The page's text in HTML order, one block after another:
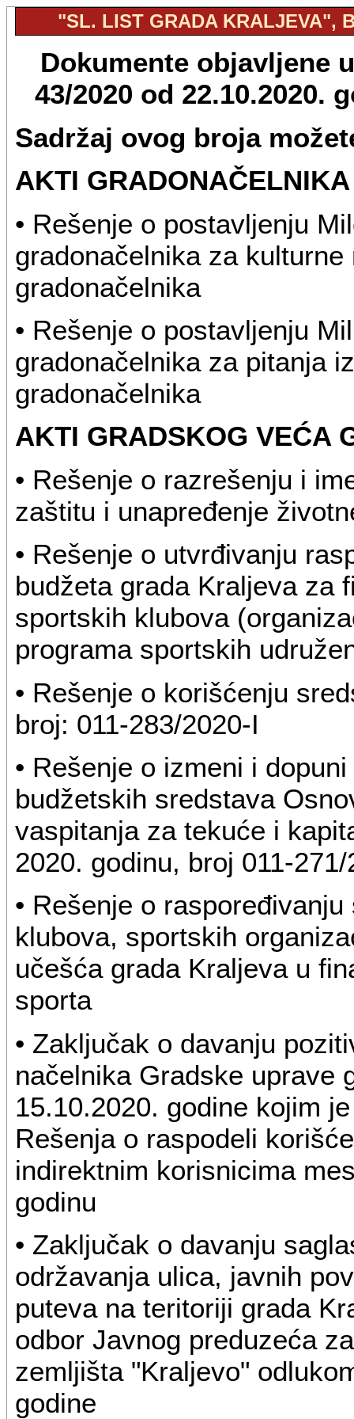
"SL. LIST GRADA KRALJEVA",
Dokumente objavljene
43/2020 od 22.10.2020.
Sadržaj ovog broja
AKTI
• Rešenje o postavljenju
gradonačelnika za
gradonačelnika
• Rešenje o postavljenju
gradonačelnika za pitanja
gradonačelnika
AKTI GRADSKOG VEĆA
• Rešenje o razrešenju i
zaštitu i unapređenje
• Rešenje o utvrđivanju
budžeta grada Kraljeva za
sportskih klubova
programa sportskih
• Rešenje o korišćenju
broj: 011-283/2020-I
• Rešenje o izmeni i
budžetskih sredstava
vaspitanja za tekuće i
2020. godinu, broj 011-
• Rešenje o
klubova, sportskih
učešća grada Kraljeva u
sporta
• Zaključak o davanju
načelnika Gradske uprave
15.10.2020. godine kojim
Rešenja o raspodeli
indirektnim korisnicima
godinu
• Zaključak o davanju
održavanja ulica, javnih
puteva na teritoriji grada
odbor Javnog preduzeća
zemljišta "Kraljevo"
godine